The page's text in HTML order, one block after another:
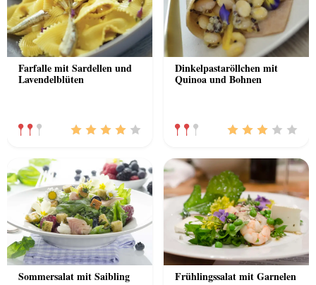
Farfalle mit Sardellen und
Lavendelblüten
Dinkelpastaröllchen mit
Quinoa und Bohnen
Sommersalat mit Saibling Frühlingssalat mit Garnelen